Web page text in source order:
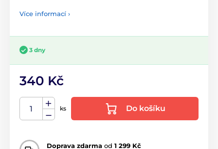
Více informací ›
3 dny
340 Kč
ks Do košíku
Doprava zdarma od 1 299 Kč